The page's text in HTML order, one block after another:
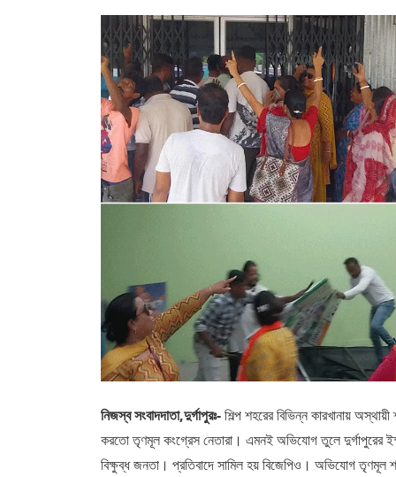
নিজস্ব সংবাদদাতা,দুর্গাপুরঃ-শিল্প শহরের বিভিন্ন কারখানায়
করতো তৃণমূল কংগ্রেস নেতারা। এমনই অভিযোগ তুলে দুর্গাপুরের
বিক্ষুব্ধ জনতা। প্রতিবাদে সামিল হয় বিজেপিও। অভিযোগ তৃণমূল